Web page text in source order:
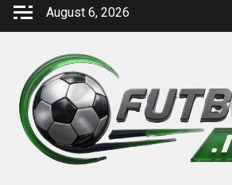
Skip
August 6, 2026